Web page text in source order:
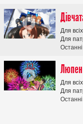
Для
Для
Для
Для